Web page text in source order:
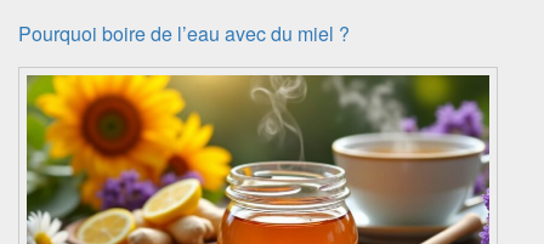
Pourquoi boire de l’eau avec du miel ?